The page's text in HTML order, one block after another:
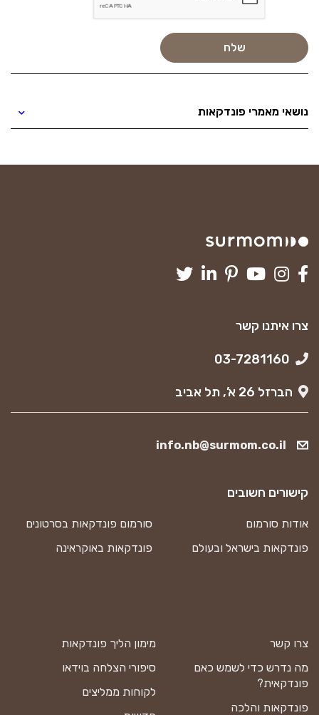
נושאי מאמרי פונדקאות
צרו איתנו קשר
הברזל 26 א’, תל אביב
info.nb@surmom.co.il
צרו קשר
מה נדרש כדי לשמש כאם
פונדקאית?
פונדקאות והלכה
מימון הליך פונדקאות
סיפורי הצלחה בוידאו
לקוחות ממליצים
קישורים חשובים
אודות סורמום
סורמום פונדקאות בסרטונים
פונדקאות בישראל ובעולם
פונדקאות באוקראינה